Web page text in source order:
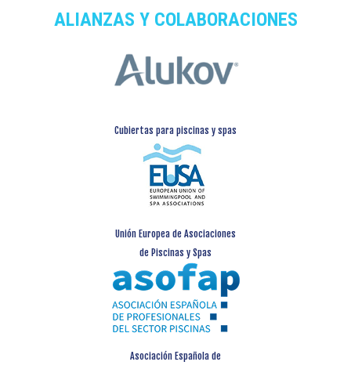
ALIANZAS Y COLABORACIONES
Cubiertas para piscinas y spas
Unión Europea de Asociaciones
de Piscinas y Spas
Asociación Española de